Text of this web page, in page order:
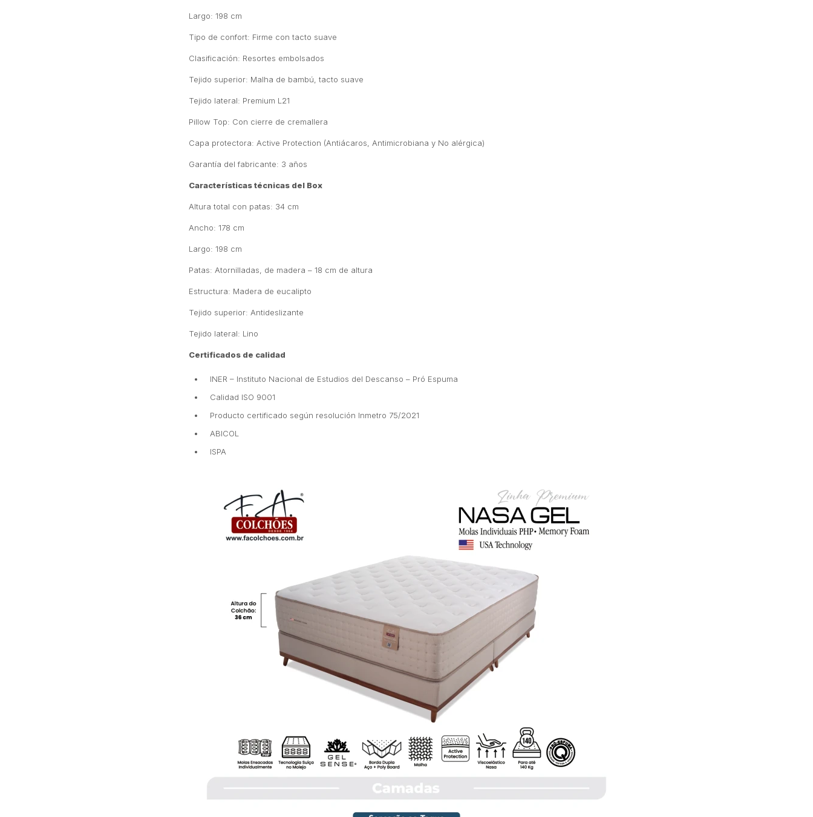
Largo: 198 cm
Tipo de confort: Firme con tacto suave
Clasificación: Resortes embolsados
Tejido superior: Malha de bambú, tacto suave
Tejido lateral: Premium L21
Pillow Top: Con cierre de cremallera
Capa protectora: Active Protection (Antiácaros, Antimicrobiana y No alérgica)
Garantía del fabricante: 3 años
Características técnicas del Box
Altura total con patas: 34 cm
Ancho: 178 cm
Largo: 198 cm
Patas: Atornilladas, de madera – 18 cm de altura
Estructura: Madera de eucalipto
Tejido superior: Antideslizante
Tejido lateral: Lino
Certificados de calidad
INER – Instituto Nacional de Estudios del Descanso – Pró Espuma
Calidad ISO 9001
Producto certificado según resolución Inmetro 75/2021
ABICOL
ISPA